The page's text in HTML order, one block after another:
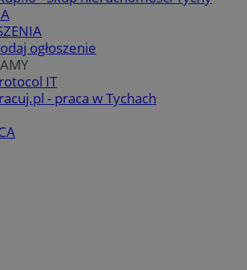
ogłoszenie
IT
- praca w Tychach